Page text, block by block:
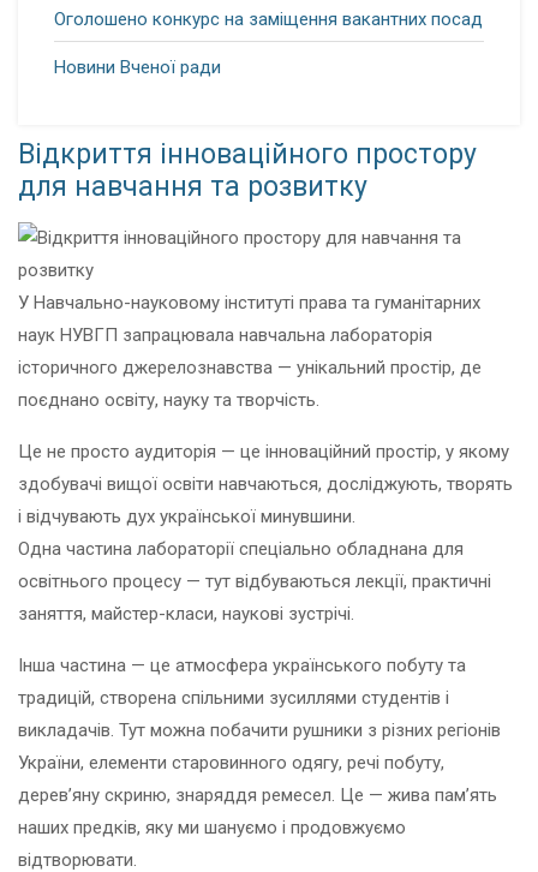
Оголошено конкурс на заміщення вакантних посад
Новини Вченої ради
Відкриття інноваційного простору
для навчання та розвитку
У Навчально-науковому інституті права та гуманітарних
наук НУВГП запрацювала навчальна лабораторія
історичного джерелознавства — унікальний простір, де
поєднано освіту, науку та творчість.
Це не просто аудиторія — це інноваційний простір, у якому
здобувачі вищої освіти навчаються, досліджують, творять
і відчувають дух української минувшини.
Одна частина лабораторії спеціально обладнана для
освітнього процесу — тут відбуваються лекції, практичні
заняття, майстер-класи, наукові зустрічі.
Інша частина — це атмосфера українського побуту та
традицій, створена спільними зусиллями студентів і
викладачів. Тут можна побачити рушники з різних регіонів
України, елементи старовинного одягу, речі побуту,
дерев’яну скриню, знаряддя ремесел. Це — жива пам’ять
наших предків, яку ми шануємо і продовжуємо
відтворювати.